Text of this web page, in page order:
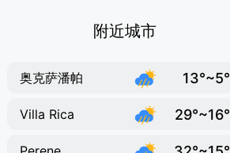
附近城市
奥克萨潘帕 13°~5°
Villa Rica 29°~16°